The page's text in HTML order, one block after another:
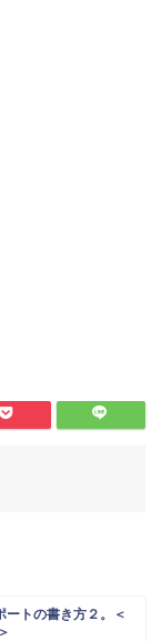
トの書き方２。＜